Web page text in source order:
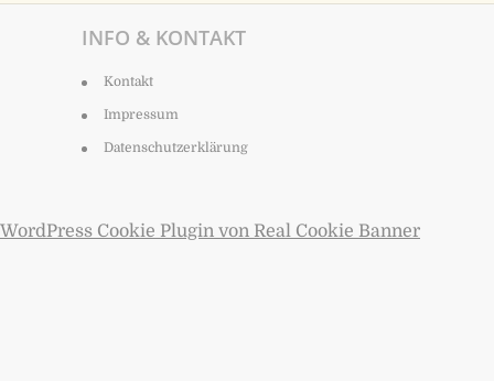
INFO & KONTAKT
Kontakt
Impressum
Datenschutzerklärung
WordPress Cookie Plugin von Real Cookie Banner